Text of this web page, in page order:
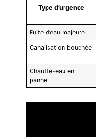
Type d’urgence
Fuite d’eau majeure
Canalisation bouchée
Chauffe-eau en
panne